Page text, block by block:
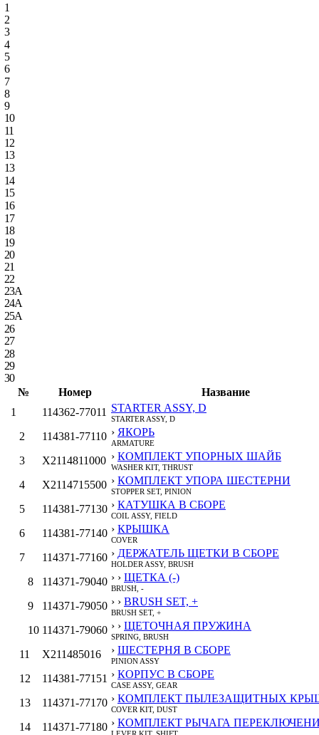
1
2
3
4
5
6
7
8
9
10
11
12
13
13
14
15
16
17
18
19
20
21
22
23A
24A
25A
26
27
28
29
30
№
Номер
Название
1
114362-77011 STARTER ASSY, D
STARTER ASSY, D
2 114381-77110 › ЯКОРЬ
ARMATURE
3 X2114811000 › КОМПЛЕКТ УПОРНЫХ ШАЙБ
WASHER KIT, THRUST
4 X2114715500 › КОМПЛЕКТ УПОРА ШЕСТЕРНИ
STOPPER SET, PINION
5 114381-77130 › КАТУШКА В СБОРЕ
COIL ASSY, FIELD
6 114381-77140 › КРЫШКА
COVER
7 114371-77160 › ДЕРЖАТЕЛЬ ЩЕТКИ В СБОРЕ
HOLDER ASSY, BRUSH
8 114371-79040 › › ЩЕТКА (-)
BRUSH, -
9 114371-79050 › › BRUSH SET, +
BRUSH SET, +
10 114371-79060 › › ЩЕТОЧНАЯ ПРУЖИНА
SPRING, BRUSH
11 X211485016 › ШЕСТЕРНЯ В СБОРЕ
PINION ASSY
12 114381-77151 › КОРПУС В СБОРЕ
CASE ASSY, GEAR
13 114371-77170 › КОМПЛЕКТ ПЫЛЕЗАЩИТНЫХ
COVER KIT, DUST
14 114371-77180 › КОМПЛЕКТ РЫЧАГА